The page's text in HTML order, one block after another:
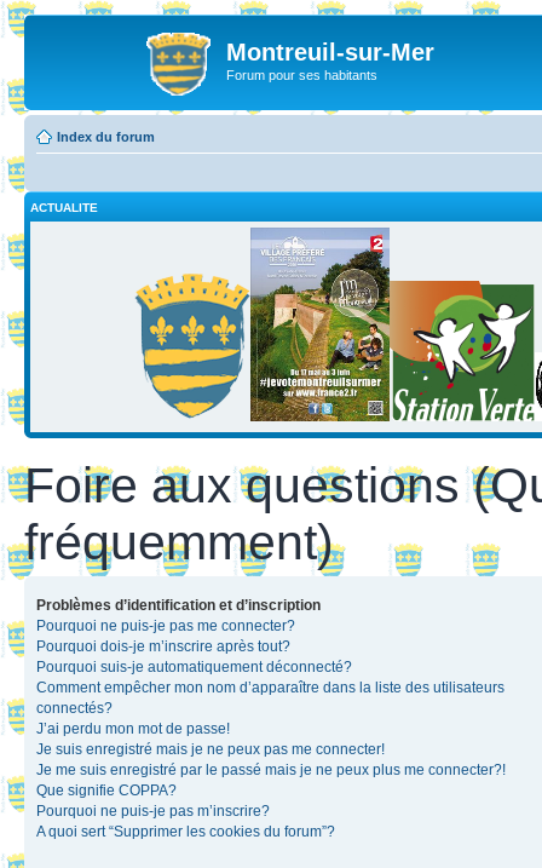
Montreuil-sur-Mer
Forum pour ses habitants
Index du forum
ACTUALITE
Foire aux questions
fréquemment)
Problèmes d’identification et d’inscription
Pourquoi ne puis-je pas me connecter?
Pourquoi dois-je m’inscrire après tout?
Pourquoi suis-je automatiquement déconnecté?
Comment empêcher mon nom d’apparaître dans la liste des utilisateurs
connectés?
J’ai perdu mon mot de passe!
Je suis enregistré mais je ne peux pas me connecter!
Je me suis enregistré par le passé mais je ne peux plus me connecter?!
Que signifie COPPA?
Pourquoi ne puis-je pas m’inscrire?
A quoi sert “Supprimer les cookies du forum”?